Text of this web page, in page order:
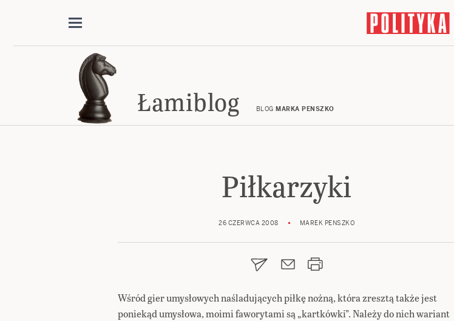
Łamiblog BLOG MARKA PENSZKO
Piłkarzyki
26 CZERWCA 2008 MAREK PENSZKO
Wśród gier umysłowych naśladujących piłkę nożną, która zresztą także jest
poniekąd umysłowa, moimi faworytami są „kartkówki”. Należy do nich wariant